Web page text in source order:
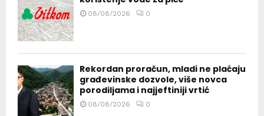
08/08/2026 0
Rekordan proračun, mladi ne plaćaju
građevinske dozvole, više novca
porodiljama i najjeftiniji vrtić
08/08/2026 0